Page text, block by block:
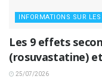
INFORMATIONS SUR
Les 9 effets
(rosuvastatine)
25/07/2026